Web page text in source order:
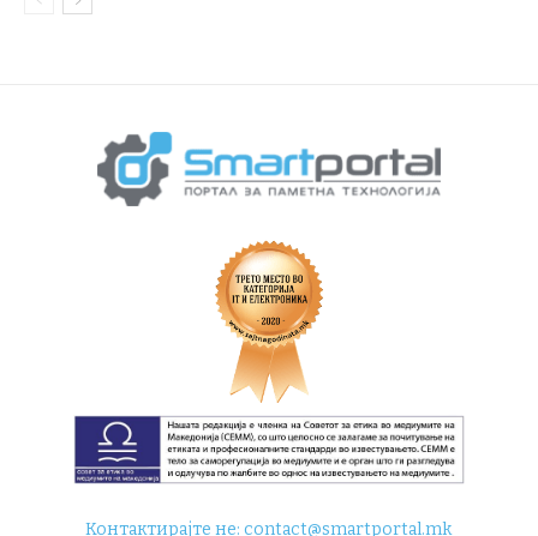
Контактирајте не:contact@smartportal.mk